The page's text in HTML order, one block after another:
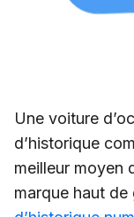
Une voiture
d’historique
meilleur moyen
marque haut